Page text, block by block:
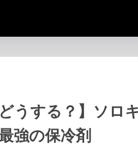
うする？】ソロ
強の保冷剤